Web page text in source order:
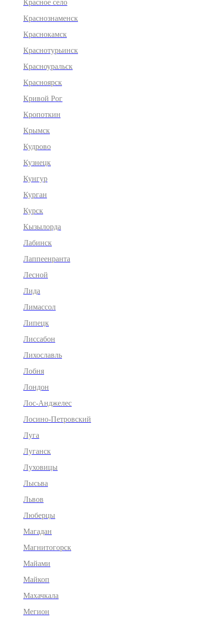
Красное село
Краснознаменск
Краснокамск
Краснотурьинск
Красноуральск
Красноярск
Кривой Рог
Кропоткин
Крымск
Кудрово
Кузнецк
Кунгур
Курган
Курск
Кызылорда
Лабинск
Лаппеенранта
Лесной
Лида
Лимассол
Липецк
Лиссабон
Лихославль
Лобня
Лондон
Лос-Анджелес
Лосино-Петровский
Луга
Луганск
Луховицы
Лысьва
Львов
Люберцы
Магадан
Магнитогорск
Майами
Майкоп
Махачкала
Мегион